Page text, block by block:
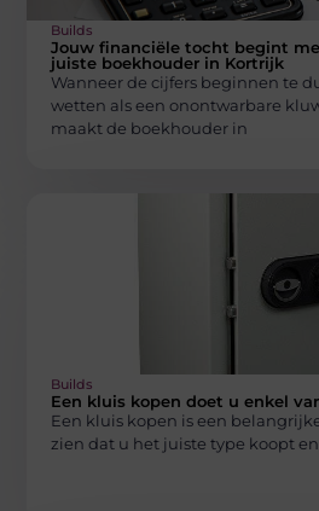
Builds
Jouw financiële tocht begint
juiste boekhouder in Kortrijk
Wanneer de cijfers beginnen te
wetten als een onontwarbare
maakt de boekhouder in
Builds
Een kluis kopen doet u enkel
Een kluis kopen is een
zien dat u het juiste type koopt